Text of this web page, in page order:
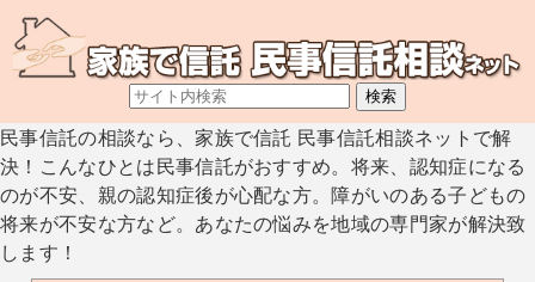
民事信託の相談なら、家族で信託 民事信託相談ネットで解
決！こんなひとは民事信託がおすすめ。将来、認知症になる
のが不安、親の認知症後が心配な方。障がいのある子どもの
将来が不安な方など。あなたの悩みを地域の専門家が解決致
します！